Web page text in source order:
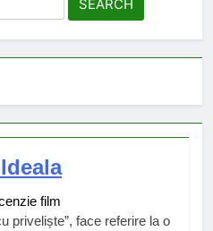
film
priveliște”, face referire la o